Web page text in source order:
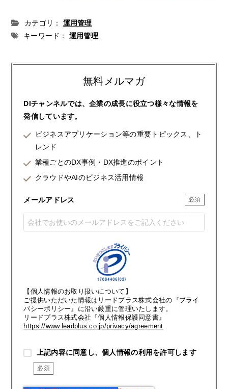
カテゴリ：
運用管理
キーワード：
運用管理
無料メルマガ
DIチャンネルでは、企業の成長に役立つ様々な情報を
発信しています。
ビジネスアプリケーション等の重要トピックス、ト
レンド
業種ごとのDX事例・DX推進のポイント
クラウドやAIのビジネス活用情報
メールアドレス
【個人情報のお取り扱いについて】
ご提供いただいた情報はリードプラス株式会社の『プライ
バシーポリシー』に沿い厳重に管理いたします。
リードプラス株式会社『個人情報保護同意書』
https://www.leadplus.co.jp/privacy/agreement
上記内容に同意し、個人情報の利用を許可します